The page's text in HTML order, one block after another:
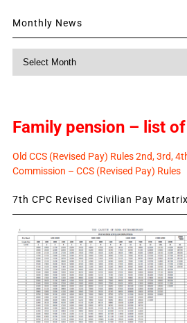
Monthly News
Family pension – list
Old CCS (Revised Pay) Rules 2nd, 3rd,
Commission – CCS (Revised Pay) Rules
7th CPC Revised Civilian Pay